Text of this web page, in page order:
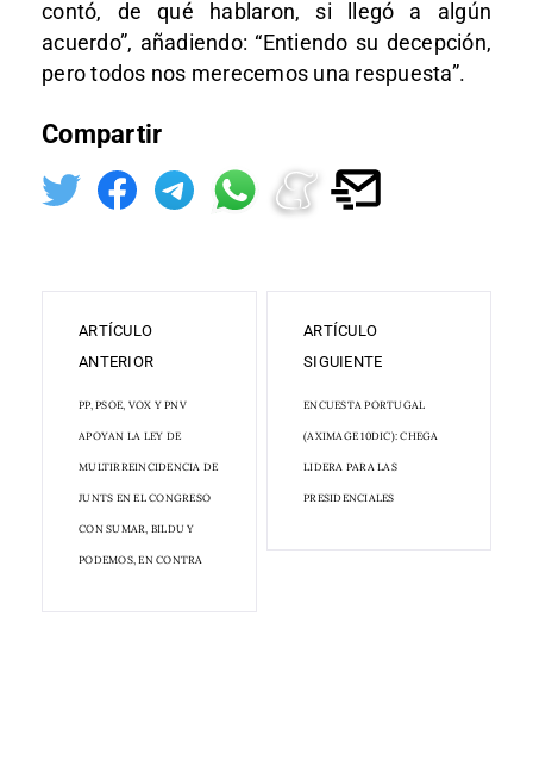
contó, de qué hablaron, si llegó a algún
acuerdo”, añadiendo: “Entiendo su decepción,
pero todos nos merecemos una respuesta”.
Compartir
ARTÍCULO
ANTERIOR
PP, PSOE, VOX Y PNV
APOYAN LA LEY DE
MULTIRREINCIDENCIA DE
JUNTS EN EL CONGRESO
CON SUMAR, BILDU Y
PODEMOS, EN CONTRA
ARTÍCULO
SIGUIENTE
ENCUESTA PORTUGAL
(AXIMAGE 10DIC): CHEGA
LIDERA PARA LAS
PRESIDENCIALES